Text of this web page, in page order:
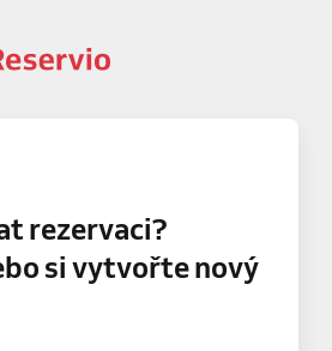
rezervaci?
si vytvořte nový